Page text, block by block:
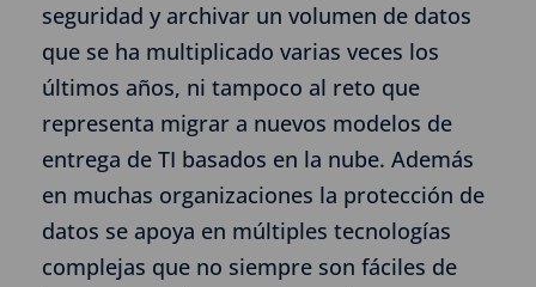
seguridad y archivar un volumen de datos
que se ha multiplicado varias veces los
últimos años, ni tampoco al reto que
representa migrar a nuevos modelos de
entrega de TI basados en la nube. Además
en muchas organizaciones la protección de
datos se apoya en múltiples tecnologías
complejas que no siempre son fáciles de